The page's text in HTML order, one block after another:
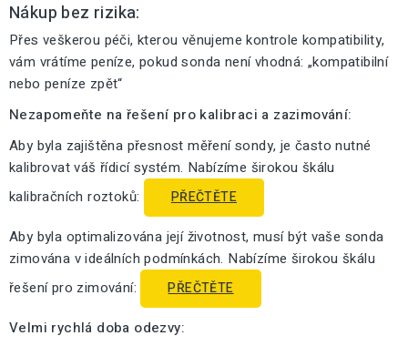
Nákup bez rizika:
Přes veškerou péči, kterou věnujeme kontrole kompatibility,
vám vrátíme peníze, pokud sonda není vhodná: „kompatibilní
nebo peníze zpět“
Nezapomeňte na řešení pro kalibraci a zazimování:
Aby byla zajištěna přesnost měření sondy, je často nutné
kalibrovat váš řídicí systém. Nabízíme širokou škálu
kalibračních roztoků:
PŘEČTĚTE
Aby byla optimalizována její životnost, musí být vaše sonda
zimována v ideálních podmínkách. Nabízíme širokou škálu
řešení pro zimování:
PŘEČTĚTE
Velmi rychlá doba odezvy: